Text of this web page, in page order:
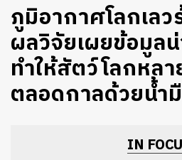
ภูมิอากาศโลกเล
ผลวิจัยเผยข้อมูล
ทำให้สัตว์โลกห
ตลอดกาลด้วยน้ำ
IN